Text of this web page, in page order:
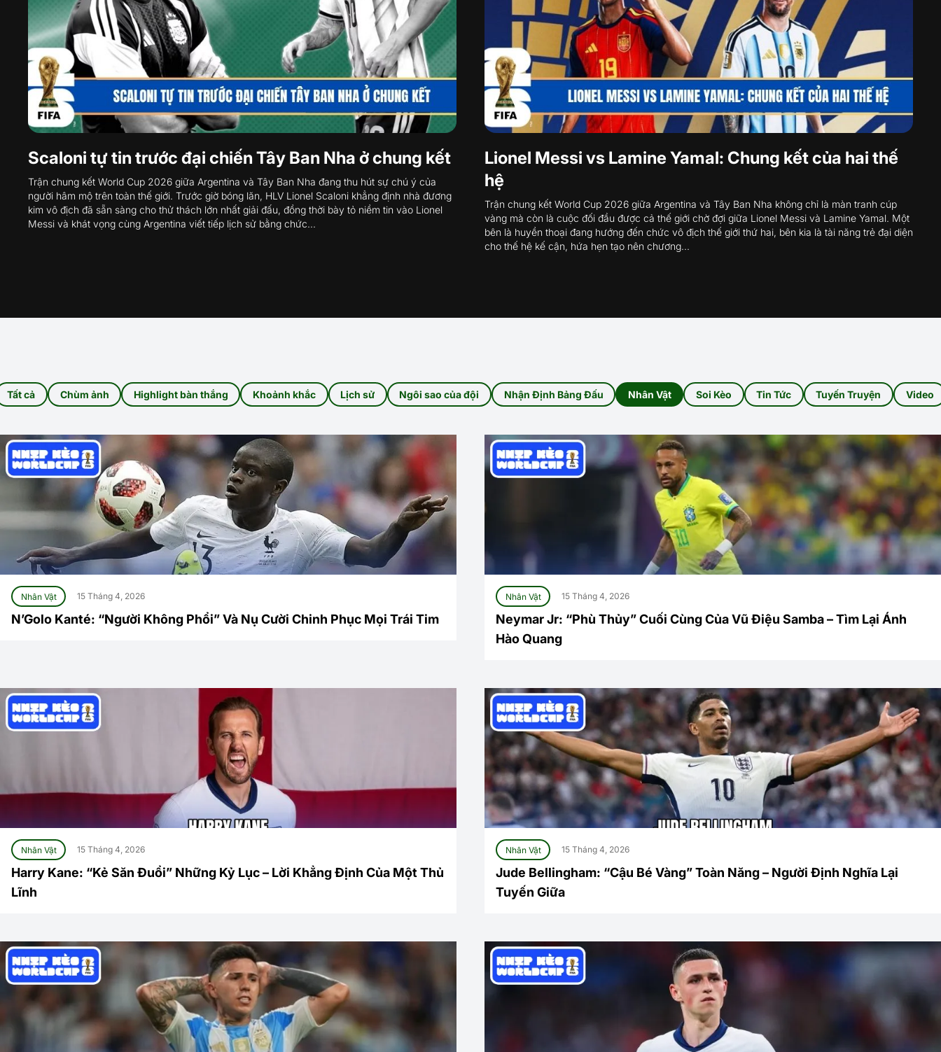
Scaloni tự tin trước đại chiến Tây Ban Nha ở chung kết
Trận chung kết World Cup 2026 giữa Argentina và Tây Ban Nha đang thu hút sự chú ý của
người hâm mộ trên toàn thế giới. Trước giờ bóng lăn, HLV Lionel Scaloni khẳng định nhà đương
kim vô địch đã sẵn sàng cho thử thách lớn nhất giải đấu, đồng thời bày tỏ niềm tin vào Lionel
Messi và khát vọng cùng Argentina viết tiếp lịch sử bằng chức...
Lionel Messi vs Lamine Yamal: Chung kết của hai thế
hệ
Trận chung kết World Cup 2026 giữa Argentina và Tây Ban Nha không chỉ là màn tranh cúp
vàng mà còn là cuộc đối đầu được cả thế giới chờ đợi giữa Lionel Messi và Lamine Yamal. Một
bên là huyền thoại đang hướng đến chức vô địch thế giới thứ hai, bên kia là tài năng trẻ đại diện
cho thế hệ kế cận, hứa hẹn tạo nên chương...
Tất cả Chùm ảnh Highlight bàn thắng Khoảnh khắc Lịch sử Ngôi sao của đội Nhận Định Bảng Đấu Nhân Vật Soi Kèo Tin Tức Tuyến Truyện Video
Nhân Vật 15 Tháng 4, 2026
N’Golo Kanté: “Người Không Phổi” Và Nụ Cười Chinh Phục Mọi Trái Tim
Nhân Vật 15 Tháng 4, 2026
Neymar Jr: “Phù Thủy” Cuối Cùng Của Vũ Điệu Samba – Tìm Lại Ánh
Hào Quang
Nhân Vật 15 Tháng 4, 2026
Harry Kane: “Kẻ Săn Đuổi” Những Kỷ Lục – Lời Khẳng Định Của Một Thủ
Lĩnh
Nhân Vật 15 Tháng 4, 2026
Jude Bellingham: “Cậu Bé Vàng” Toàn Năng – Người Định Nghĩa Lại
Tuyến Giữa